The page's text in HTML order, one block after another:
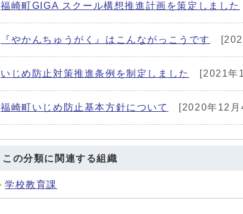
福崎町GIGA スクール構想推進計画を策定しました
『やかんちゅうがく』はこんながっこうです
いじめ防止対策推進条例を制定しました [2021年
福崎町いじめ防止基本方針について [2020年12月
この分類に関連する組織
学校教育課